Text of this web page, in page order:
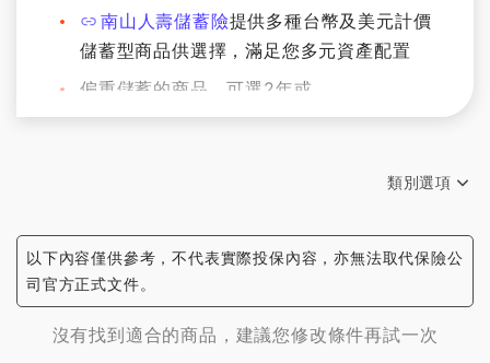
南山人壽儲蓄險提供多種台幣及美元計價
儲蓄型商品供選擇，滿足您多元資產配置
偏重儲蓄的商品，可選2年或
6年美金儲蓄險，靈活反映市場利率，年年
金流，適合為小孩規劃教育基金，或幫自己規
劃退休準備
偏重保障的商品，享有壽險保障同時兼顧穩健
累積資產，適合家庭支柱補強保障，或銀髮長
類別選項
以下內容僅供參考，不代表實際投保內容，亦無法取代保險公
司官方正式文件。
沒有找到適合的商品，建議您修改條件再試一次